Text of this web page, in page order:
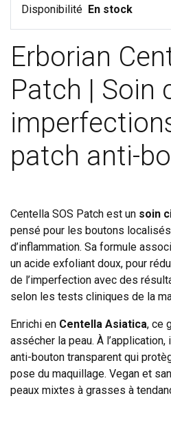
Disponibilité En stock
Erborian
Patch | Soin
patch anti-
Centella SOS Patch est un soin
pensé pour les boutons
d’inflammation. Sa formule
un acide exfoliant doux, pour
de l’imperfection avec des
selon les tests cliniques de la
Enrichi en Centella Asiatica, ce
assécher la peau. À
anti-bouton transparent qui
pose du maquillage. Vegan et
peaux mixtes à grasses à